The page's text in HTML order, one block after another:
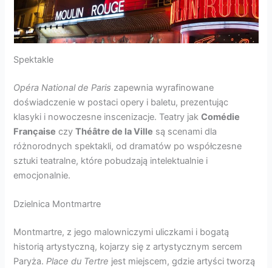
Spektakle
Opéra National de Paris zapewnia wyrafinowane
doświadczenie w postaci opery i baletu, prezentując
klasyki i nowoczesne inscenizacje. Teatry jakComédie
Française czyThéâtre de la Ville są scenami dla
różnorodnych spektakli, od dramatów po współczesne
sztuki teatralne, które pobudzają intelektualnie i
emocjonalnie.
Dzielnica Montmartre
Montmartre, z jego malowniczymi uliczkami i bogatą
historią artystyczną, kojarzy się z artystycznym sercem
Paryża.Place du Tertre jest miejscem, gdzie artyści tworzą